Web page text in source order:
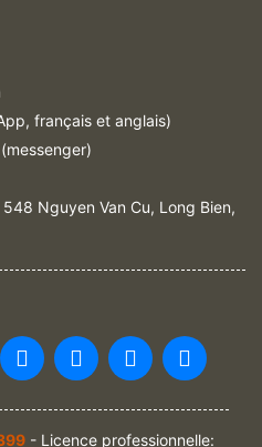
français et anglais)
Nguyen Van Cu, Long Bien,
- Licence professionnelle: